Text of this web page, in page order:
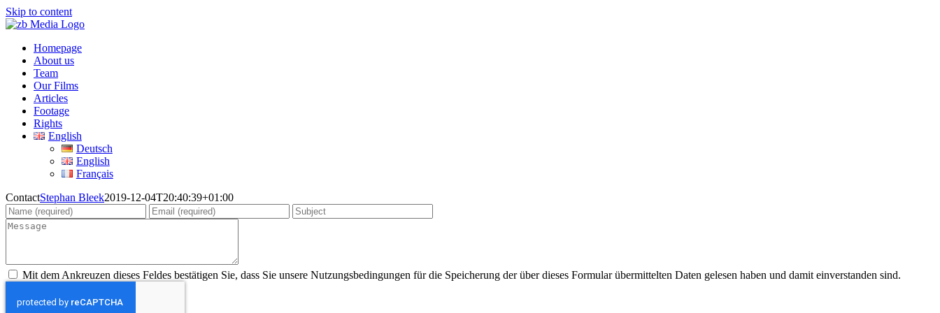
Skip to content
Homepage
About us
Team
Our Films
Articles
Footage
Rights
English
Deutsch
English
Français
ContactStephan Bleek2019-12-04T20:40:39+01:00
Mit dem Ankreuzen dieses Feldes bestätigen Sie, dass Sie unsere Nutzungsbedingungen für die Speicherung der über dieses Formular übermittelten Daten gelesen haben und damit einverstanden sind.